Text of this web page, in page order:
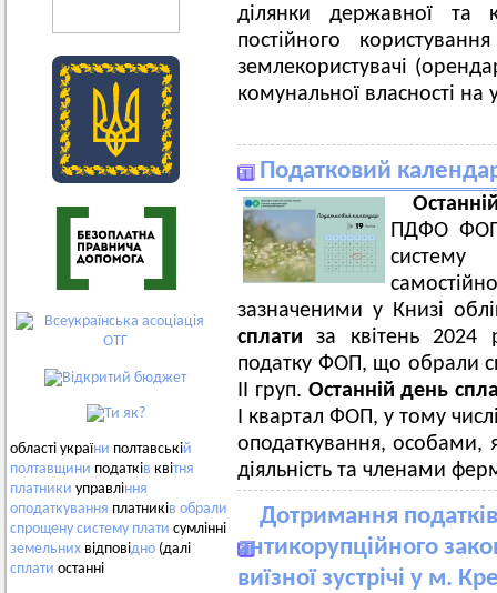
області україни полтавській
полтавщини податків квітня
платники управління
оподаткування платників обрали
спрощену систему плати сумлінні
земельних відповідно (далі
сплати останні
ділянки державної та
постійного
землекористувачі
комунальної власності
Податковий
ПДФО
систему
зазначеними у Книзі
сплати за квітень 2024
податку ФОП, що обрали
ІІ груп. Останній день
І квартал ФОП, у тому
оподаткування, особами,
діяльність та членами
Дотримання
антикорупційного
виїзної зустрічі у м.